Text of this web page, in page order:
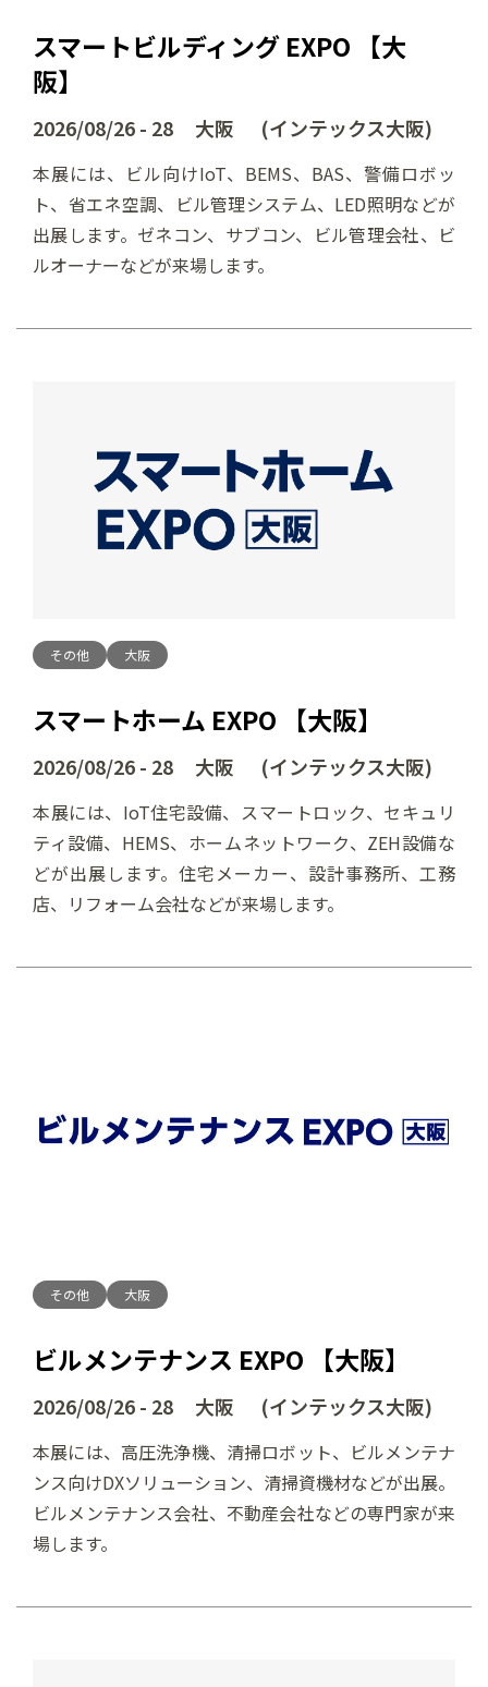
スマートビルディング EXPO 【大
阪】
2026/08/26 - 28 大阪 (インテックス大阪)
本展には、ビル向けIoT、BEMS、BAS、警備ロボッ
ト、省エネ空調、ビル管理システム、LED照明などが
出展します。ゼネコン、サブコン、ビル管理会社、ビ
ルオーナーなどが来場します。
その他 大阪
スマートホーム EXPO 【大阪】
2026/08/26 - 28 大阪 (インテックス大阪)
本展には、IoT住宅設備、スマートロック、セキュリ
ティ設備、HEMS、ホームネットワーク、ZEH設備な
どが出展します。住宅メーカー、設計事務所、工務
店、リフォーム会社などが来場します。
その他 大阪
ビルメンテナンス EXPO 【大阪】
2026/08/26 - 28 大阪 (インテックス大阪)
本展には、高圧洗浄機、清掃ロボット、ビルメンテナ
ンス向けDXソリューション、清掃資機材などが出展。
ビルメンテナンス会社、不動産会社などの専門家が来
場します。